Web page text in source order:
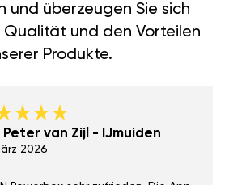
und überzeugen Sie sich
und den Vorteilen
Produkte.
Peter van Zijl - IJmuiden
2026